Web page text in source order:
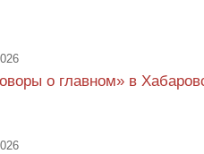
о главном» в